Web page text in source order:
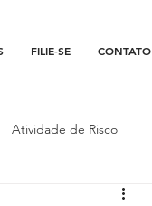
FILIE-SE CONTATO
Atividade de Risco